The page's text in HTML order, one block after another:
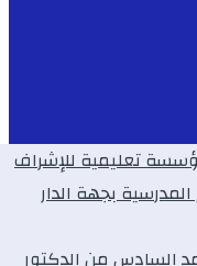
نوفل كديلي يتفقد 12 مؤسسة تعليمية للإشراف
بجهة الدار